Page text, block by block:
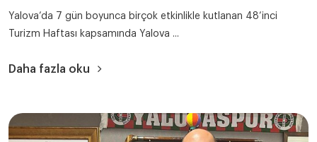
Yalova’da 7 gün boyunca birçok etkinlikle kutlanan 48’inci
Turizm Haftası kapsamında Yalova ...
Daha fazla oku